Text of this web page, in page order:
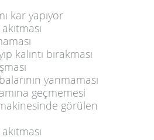
kar yapıyor
kalıntı bırakması
yanmaması
geçmemesi
görülen